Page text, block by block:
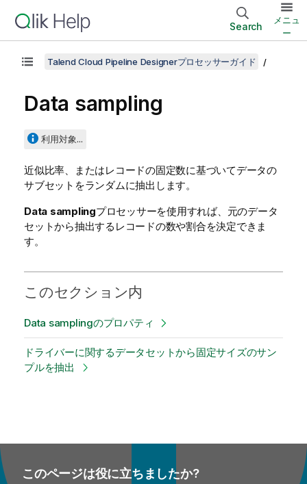
Search
メニュ
ー
Talend Cloud Pipeline Designerプロセッサーガイド
Data sampling
利用対象...
近似比率、またはレコードの固定数に基づいてデータの
サブセットをランダムに抽出します。
Data samplingプロセッサーを使用すれば、元のデータ
セットから抽出するレコードの数や割合を決定できま
す。
このセクション内
Data samplingのプロパティ
ドライバーに関するデータセットから固定サイズのサン
プルを抽出
このページは役に立ちましたか?